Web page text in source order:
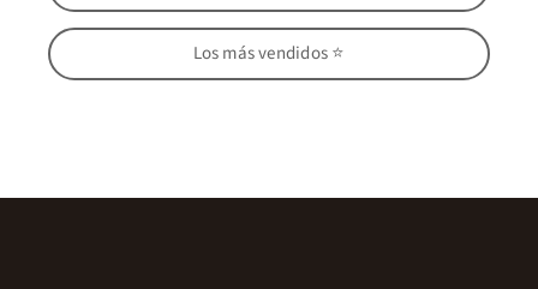
Los más vendidos ⭐